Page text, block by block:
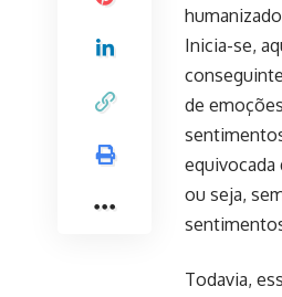
Inicia-se,
de
equivocada
ou seja,
Todavia,